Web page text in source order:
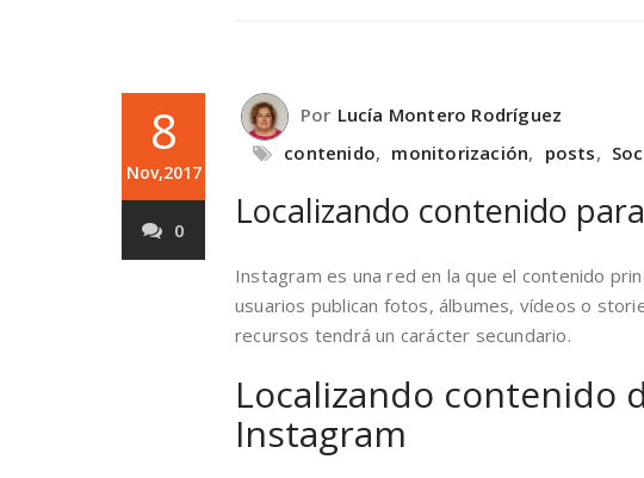
8
Nov,2017
0
Por Lucía Montero Rodríguez
contenido, monitorización, posts,
Localizando contenido
Instagram es una red en la que el contenido
usuarios publican fotos, álbumes, vídeos o
recursos tendrá un carácter secundario.
Localizando contenido
Instagram